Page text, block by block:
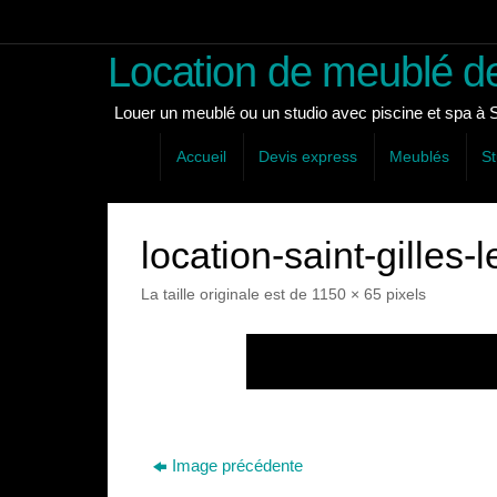
au
Location de meublé
Louer un meublé ou un studio avec piscine et spa à
Accueil Devis express Meublés
location-saint-gilles-
La taille originale est de 1150 × 65 pixels
Image précédente